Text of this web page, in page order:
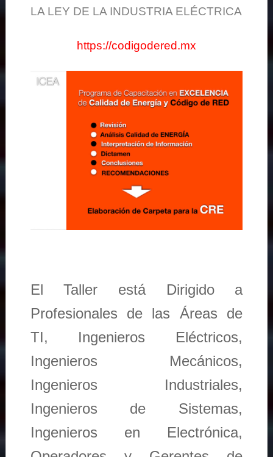
LA LEY DE LA INDUSTRIA ELÉCTRICA
https://codigodered.mx
El Taller está Dirigido a
Profesionales de las Áreas de
TI, Ingenieros Eléctricos,
Ingenieros Mecánicos,
Ingenieros Industriales,
Ingenieros de Sistemas,
Ingenieros en Electrónica,